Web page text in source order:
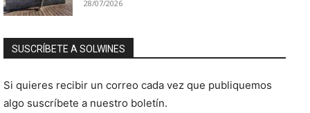
28/07/2026
SUSCRÍBETE A SOLWINES
Si quieres recibir un correo cada vez que publiquemos
algo suscríbete a nuestro boletín.